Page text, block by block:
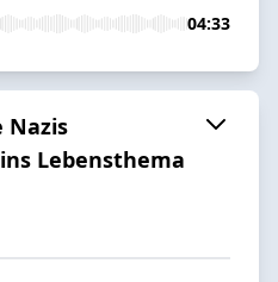
04:33
Nazis
Lebensthema